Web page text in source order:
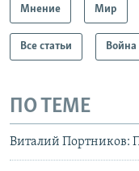
Мнение Мир
Все статьи
ПО ТЕМЕ
Виталий Портников: